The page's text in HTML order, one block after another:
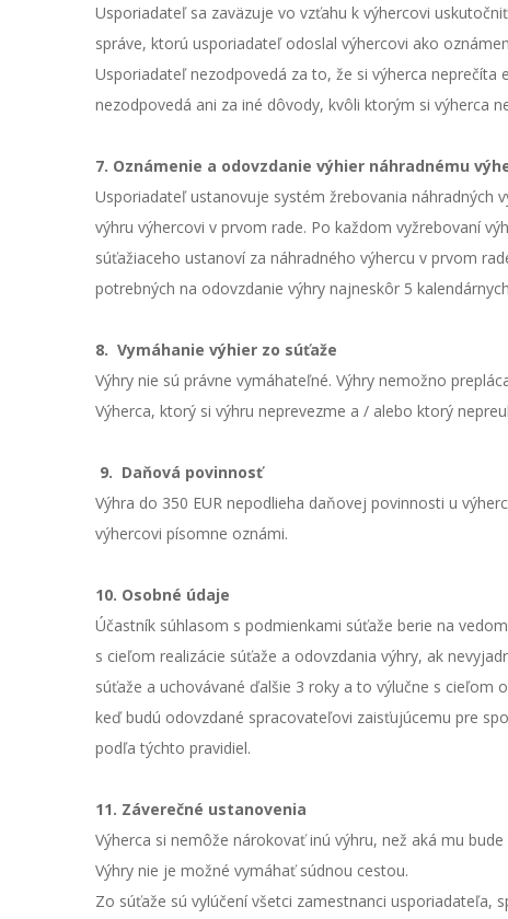
Usporiadateľ sa zaväzuje vo vzťahu k výhercovi
správe, ktorú usporiadateľ odoslal výhercovi ako
Usporiadateľ nezodpovedá za to, že si výherca
nezodpovedá ani za iné dôvody, kvôli ktorým si výherca
7. Oznámenie a odovzdanie výhier náhradnému
Usporiadateľ ustanovuje systém žrebovania náhradných
výhru výhercovi v prvom rade. Po každom vyžrebovaní
súťažiaceho ustanoví za náhradného výhercu v prvom
potrebných na odovzdanie výhry najneskôr 5
8. Vymáhanie výhier zo súťaže
Výhry nie sú právne vymáhateľné. Výhry nemožno
Výherca, ktorý si výhru neprevezme a / alebo ktorý
9. Daňová povinnosť
Výhra do 350 EUR nepodlieha daňovej povinnosti u
výhercovi písomne oznámi.
10. Osobné údaje
Účastník súhlasom s podmienkami súťaže berie na
s cieľom realizácie súťaže a odovzdania výhry, ak
súťaže a uchovávané ďalšie 3 roky a to výlučne s
keď budú odovzdané spracovateľovi zaisťujúcemu pre
podľa týchto pravidiel.
11. Záverečné ustanovenia
Výherca si nemôže nárokovať inú výhru, než aká mu
Výhry nie je možné vymáhať súdnou cestou.
Zo súťaže sú vylúčení všetci zamestnanci usporiadateľa,